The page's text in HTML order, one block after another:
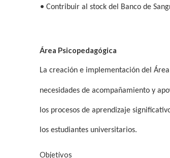
•Contribuir al stock del Banco de
Área Psicopedagógica
La creación e implementación del
necesidades de acompañamiento y
los procesos de aprendizaje
los estudiantes universitarios.
Objetivos